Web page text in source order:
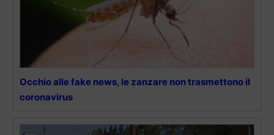
Occhio alle fake news, le zanzare non trasmettono il
coronavirus